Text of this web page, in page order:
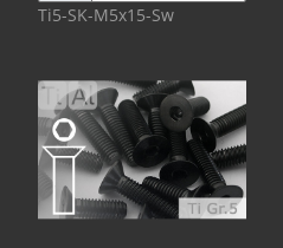
Ti5-SK-M5x15-Sw